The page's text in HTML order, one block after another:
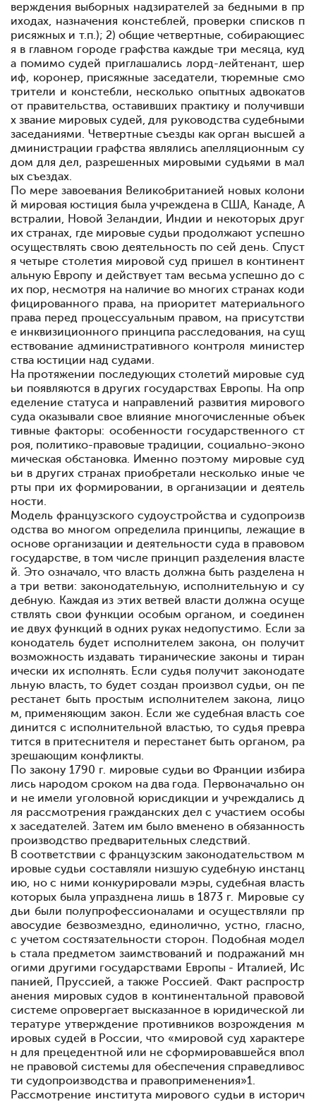
верждения выборных надзирателей за бедными в пр
иходах, назначения констеблей, проверки списков п
рисяжных и т.п.); 2) общие четвертные, собирающиес
я в главном городе графства каждые три месяца, куд
а помимо судей приглашались лорд-лейтенант, шер
иф, коронер, присяжные заседатели, тюремные смо
трители и констебли, несколько опытных адвокатов
от правительства, оставивших практику и получивши
х звание мировых судей, для руководства судебными
заседаниями. Четвертные съезды как орган высшей а
дминистрации графства являлись апелляционным су
дом для дел, разрешенных мировыми судьями в мал
ых съездах.
По мере завоевания Великобританией новых колони
й мировая юстиция была учреждена в США, Канаде, А
встралии, Новой Зеландии, Индии и некоторых друг
их странах, где мировые судьи продолжают успешно
осуществлять свою деятельность по сей день. Спуст
я четыре столетия мировой суд пришел в континент
альную Европу и действует там весьма успешно до с
их пор, несмотря на наличие во многих странах коди
фицированного права, на приоритет материального
права перед процессуальным правом, на присутстви
е инквизиционного принципа расследования, на сущ
ествование административного контроля министер
ства юстиции над судами.
На протяжении последующих столетий мировые суд
ьи появляются в других государствах Европы. На опр
еделение статуса и направлений развития мирового
суда оказывали свое влияние многочисленные объек
тивные факторы: особенности государственного ст
роя, политико-правовые традиции, социально-эконо
мическая обстановка. Именно поэтому мировые суд
ьи в других странах приобретали несколько иные че
рты при их формировании, в организации и деятель
ности.
Модель французского судоустройства и судопроизв
одства во многом определила принципы, лежащие в
основе организации и деятельности суда в правовом
государстве, в том числе принцип разделения власте
й. Это означало, что власть должна быть разделена н
а три ветви: законодательную, исполнительную и су
дебную. Каждая из этих ветвей власти должна осуще
ствлять свои функции особым органом, и соединен
ие двух функций в одних руках недопустимо. Если за
конодатель будет исполнителем закона, он получит
возможность издавать тиранические законы и тиран
ически их исполнять. Если судья получит законодате
льную власть, то будет создан произвол судьи, он пе
рестанет быть простым исполнителем закона, лицо
м, применяющим закон. Если же судебная власть сое
динится с исполнительной властью, то судья превра
тится в притеснителя и перестанет быть органом, ра
зрешающим конфликты.
По закону 1790 г. мировые судьи во Франции избира
лись народом сроком на два года. Первоначально он
и не имели уголовной юрисдикции и учреждались д
ля рассмотрения гражданских дел с участием особы
х заседателей. Затем им было вменено в обязанность
производство предварительных следствий.
В соответствии с французским законодательством м
ировые судьи составляли низшую судебную инстанц
ию, но с ними конкурировали мэры, судебная власть
которых была упразднена лишь в 1873 г. Мировые су
дьи были полупрофессионалами и осуществляли пр
авосудие безвозмездно, единолично, устно, гласно,
с учетом состязательности сторон. Подобная модел
ь стала предметом заимствований и подражаний мн
огими другими государствами Европы - Италией, Ис
панией, Пруссией, а также Россией. Факт распростр
анения мировых судов в континентальной правовой
системе опровергает высказанное в юридической ли
тературе утверждение противников возрождения м
ировых судей в России, что «мировой суд характере
н для прецедентной или не сформировавшейся впол
не правовой системы для обеспечения справедливос
ти судопроизводства и правоприменения»1.
Рассмотрение института мирового судьи в историч